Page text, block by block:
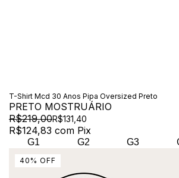
T-Shirt Mcd 30 Anos Pipa Oversized Preto
PRETO MOSTRUÁRIO
R$219,00R$131,40
R$124,83 com Pix
G1 G2 G3
40 % OFF